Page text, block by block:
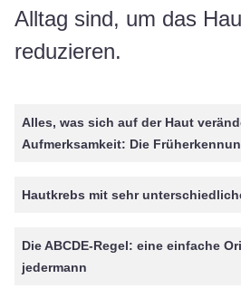
Alltag sind, um das
reduzieren.
Alles, was sich auf der Haut
Aufmerksamkeit: Die
Hautkrebs mit sehr
Die ABCDE-Regel: eine einfache
jedermann